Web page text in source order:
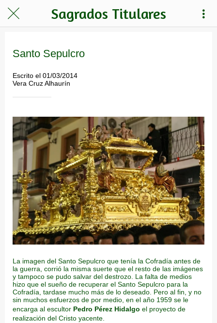
Sagrados Titulares
Santo Sepulcro
Escrito el 01/03/2014
Vera Cruz Alhaurín
La imagen del Santo Sepulcro que tenía la Cofradía antes de
la guerra, corrió la misma suerte que el resto de las imágenes
y tampoco se pudo salvar del destrozo. La falta de medios
hizo que el sueño de recuperar el Santo Sepulcro para la
Cofradía, tardase mucho más de lo deseado. Pero al fin, y no
sin muchos esfuerzos de por medio, en el año 1959 se le
encarga al escultor Pedro Pérez Hidalgo el proyecto de
realización del Cristo yacente.